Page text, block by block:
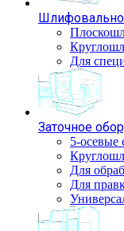
Для
Заточное
5-
Для
Для